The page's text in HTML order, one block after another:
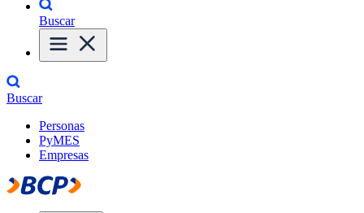
Buscar
Buscar
Personas
PyMES
Empresas